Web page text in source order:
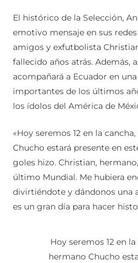
El histórico de la Selección,
emotivo mensaje en sus
amigos y exfutbolista
fallecido años atrás. Además,
acompañará a Ecuador en
importantes de los últimos
los ídolos del América de
«Hoy seremos 12 en la
Chucho estará presente en
goles hizo. Christian,
último Mundial. Me hubiera
divirtiéndote y dándonos una
es un gran día para hacer
Hoy seremos 12 en
hermano Chucho